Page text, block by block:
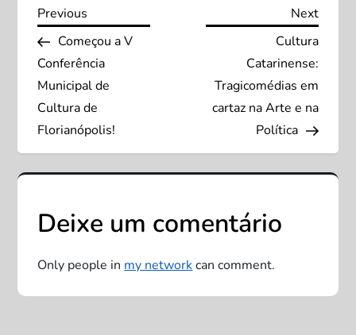
N
a
v
e
g
a
ç
ã
Previous
Post
Previous
Começou a V
Conferência
Municipal de
Cultura de
Florianópolis!
Next
Post
Next
Cultura
Catarinense:
Tragicomédias em
cartaz na Arte e na
Política
Deixe um comentário
Only people in my networkcan comment.